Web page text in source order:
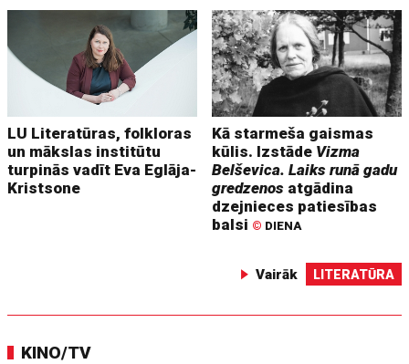
LU Literatūras, folkloras
un mākslas institūtu
turpinās vadīt Eva Eglāja-
Kristsone
Kā starmeša gaismas
kūlis. Izstāde Vizma
Belševica. Laiks runā gadu
gredzenos atgādina
dzejnieces patiesības
balsi © DIENA
Vairāk LITERATŪRA
KINO/TV